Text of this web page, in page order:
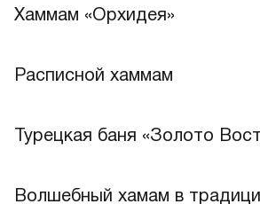
Хаммам «Орхидея»
Лучшее
Расписной хаммам
Турецкая баня «Золото
Волшебный хамам в